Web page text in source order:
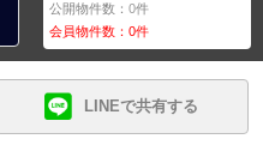
公開物件数：0件
会員物件数：0件
LINEで共有する